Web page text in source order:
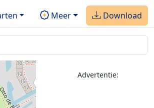
Meer Download
Advertentie: